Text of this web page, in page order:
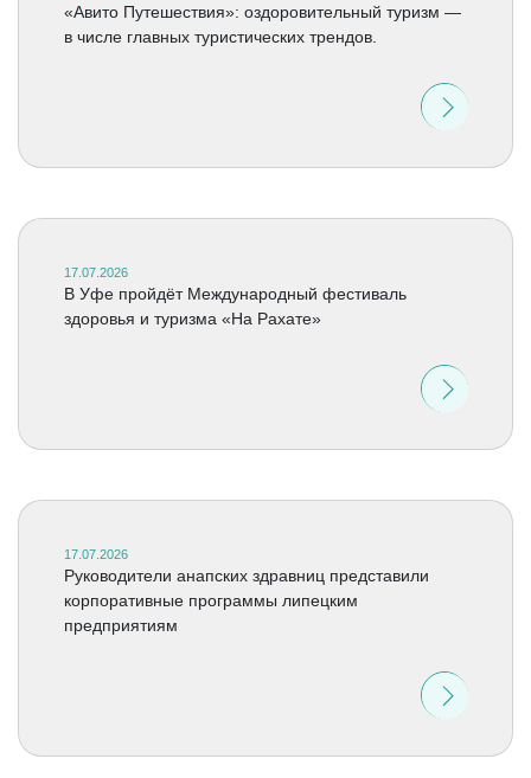
«Авито Путешествия»: оздоровительный туризм —
в числе главных туристических трендов.
17.07.2026
В Уфе пройдёт Международный фестиваль
здоровья и туризма «На Рахате»
17.07.2026
Руководители анапских здравниц представили
корпоративные программы липецким
предприятиям